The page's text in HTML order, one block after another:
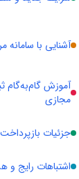
آشنایی با
آموزش
مجازی
جزئیات
اشتباهات رایج و